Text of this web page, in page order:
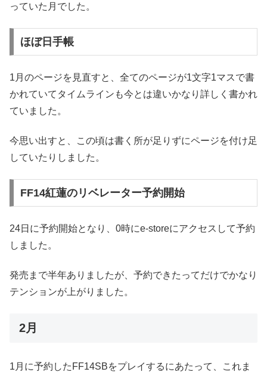
っていた月でした。
ほぼ日手帳
1月のページを見直すと、全てのページが1文字1マスで書
かれていてタイムラインも今とは違いかなり詳しく書かれ
ていました。
今思い出すと、この頃は書く所が足りずにページを付け足
していたりしました。
FF14紅蓮のリベレーター予約開始
24日に予約開始となり、0時にe-storeにアクセスして予約
しました。
発売まで半年ありましたが、予約できたってだけでかなり
テンションが上がりました。
2月
1月に予約したFF14SBをプレイするにあたって、これま